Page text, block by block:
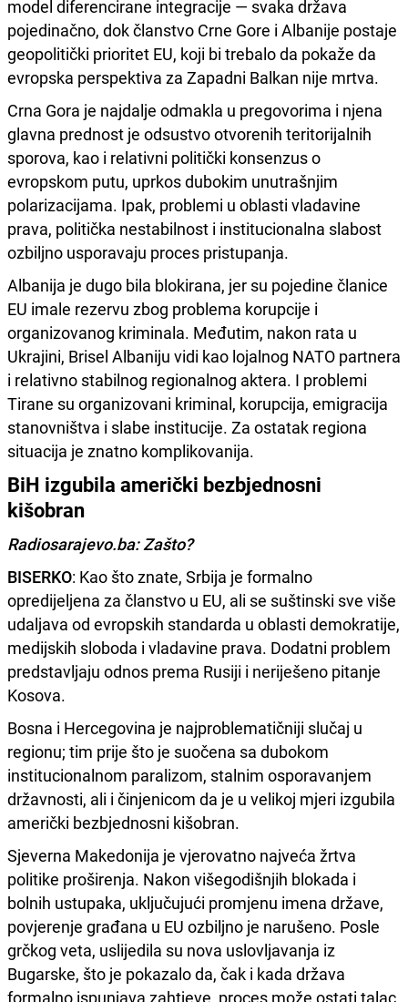
model diferencirane integracije — svaka država
pojedinačno, dok članstvo Crne Gore i Albanije postaje
geopolitički prioritet EU, koji bi trebalo da pokaže da
evropska perspektiva za Zapadni Balkan nije mrtva.
Crna Gora je najdalje odmakla u pregovorima i njena
glavna prednost je odsustvo otvorenih teritorijalnih
sporova, kao i relativni politički konsenzus o
evropskom putu, uprkos dubokim unutrašnjim
polarizacijama. Ipak, problemi u oblasti vladavine
prava, politička nestabilnost i institucionalna slabost
ozbiljno usporavaju proces pristupanja.
Albanija je dugo bila blokirana, jer su pojedine članice
EU imale rezervu zbog problema korupcije i
organizovanog kriminala. Međutim, nakon rata u
Ukrajini, Brisel Albaniju vidi kao lojalnog NATO partnera
i relativno stabilnog regionalnog aktera. I problemi
Tirane su organizovani kriminal, korupcija, emigracija
stanovništva i slabe institucije. Za ostatak regiona
situacija je znatno komplikovanija.
BiH izgubila američki bezbjednosni
kišobran
Radiosarajevo.ba: Zašto?
BISERKO: Kao što znate, Srbija je formalno
opredijeljena za članstvo u EU, ali se suštinski sve više
udaljava od evropskih standarda u oblasti demokratije,
medijskih sloboda i vladavine prava. Dodatni problem
predstavljaju odnos prema Rusiji i neriješeno pitanje
Kosova.
Bosna i Hercegovina je najproblematičniji slučaj u
regionu; tim prije što je suočena sa dubokom
institucionalnom paralizom, stalnim osporavanjem
državnosti, ali i činjenicom da je u velikoj mjeri izgubila
američki bezbjednosni kišobran.
Sjeverna Makedonija je vjerovatno najveća žrtva
politike proširenja. Nakon višegodišnjih blokada i
bolnih ustupaka, uključujući promjenu imena države,
povjerenje građana u EU ozbiljno je narušeno. Posle
grčkog veta, uslijedila su nova uslovljavanja iz
Bugarske, što je pokazalo da, čak i kada država
formalno ispunjava zahtjeve, proces može ostati talac